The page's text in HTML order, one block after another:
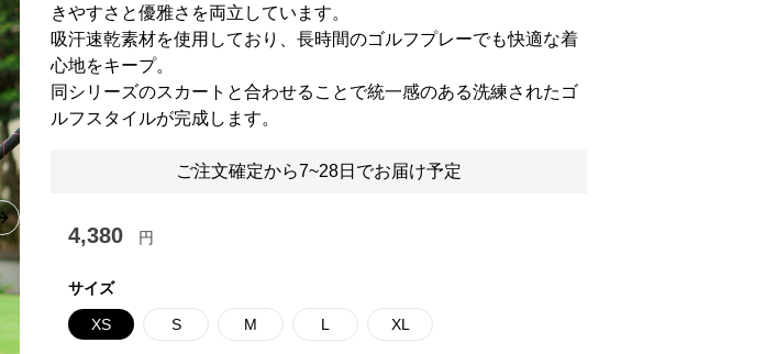
Next slide
きやすさと優雅さを両立しています。
吸汗速乾素材を使用しており、長時間のゴルフプレーでも快適な着
心地をキープ。
同シリーズのスカートと合わせることで統一感のある洗練されたゴ
ルフスタイルが完成します。
ご注文確定から7~28日でお届け予定
4,380 円
サイズ
XS S M L XL